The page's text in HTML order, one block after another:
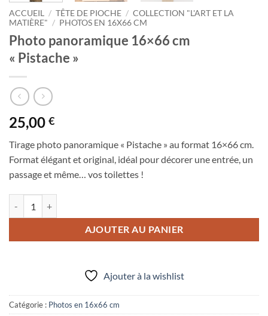
ACCUEIL / TÊTE DE PIOCHE / COLLECTION "L'ART ET LA
MATIÈRE" / PHOTOS EN 16X66 CM
Photo panoramique 16×66 cm
« Pistache »
25,00 €
Tirage photo panoramique « Pistache » au format 16×66 cm.
Format élégant et original, idéal pour décorer une entrée, un
passage et même… vos toilettes !
AJOUTER AU PANIER
Ajouter à la wishlist
Catégorie : Photos en 16x66 cm